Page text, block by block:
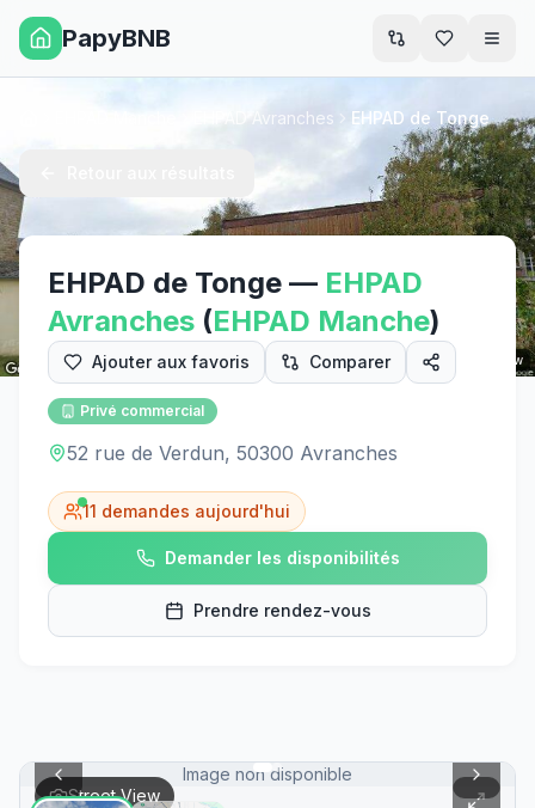
PapyBNB
Street View
EHPAD Avranches EHPAD de Tonge
EHPAD de Tonge — EHPAD
Avranches (EHPAD Manche)
Ajouter aux favoris Comparer
Privé commercial
52 rue de Verdun, 50300 Avranches
11 demandes aujourd'hui
Demander les disponibilités
Prendre rendez-vous
Image non disponible
Street View